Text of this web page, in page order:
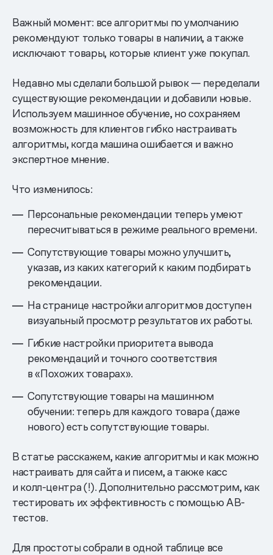
Важный момент: все алгоритмы по умолчанию
рекомендуют только товары в наличии, а также
исключают товары, которые клиент уже покупал.
Недавно мы сделали большой рывок — переделали
существующие рекомендации и добавили новые.
Используем машинное обучение, но сохраняем
возможность для клиентов гибко настраивать
алгоритмы, когда машина ошибается и важно
экспертное мнение.
Что изменилось:
Персональные рекомендации теперь умеют
пересчитываться в режиме реального времени.
Сопутствующие товары можно улучшить,
указав, из каких категорий к каким подбирать
рекомендации.
На странице настройки алгоритмов доступен
визуальный просмотр результатов их работы.
Гибкие настройки приоритета вывода
рекомендаций и точного соответствия
в «Похожих товарах».
Сопутствующие товары на машинном
обучении: теперь для каждого товара (даже
нового) есть сопутствующие товары.
В статье расскажем, какие алгоритмы и как можно
настраивать для сайта и писем, а также касс
и колл-центра (!). Дополнительно рассмотрим, как
тестировать их эффективность с помощью AB-
тестов.
Для простоты собрали в одной таблице все